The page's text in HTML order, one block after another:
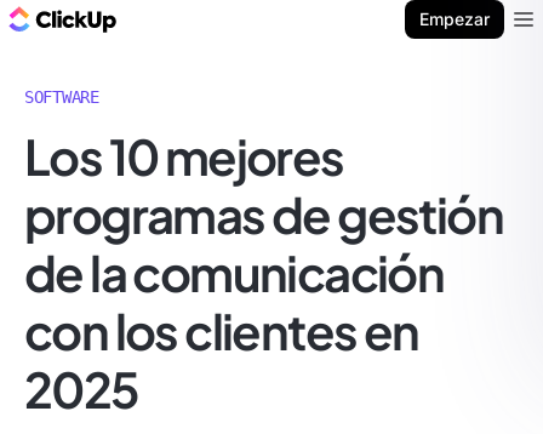
Empezar
SOFTWARE
Los 10 mejores
programas de gestión
de la comunicación
con los clientes en
2025